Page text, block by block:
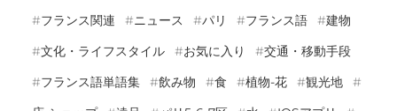
フランス関連 ニュース パリ フランス語
建物
文化・ライフスタイル
お気に入り
交通・移動手段
フランス語単語集
飲み物 食 植物-花
観光地